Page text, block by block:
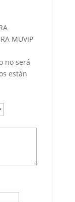
MUVIP
no será
están